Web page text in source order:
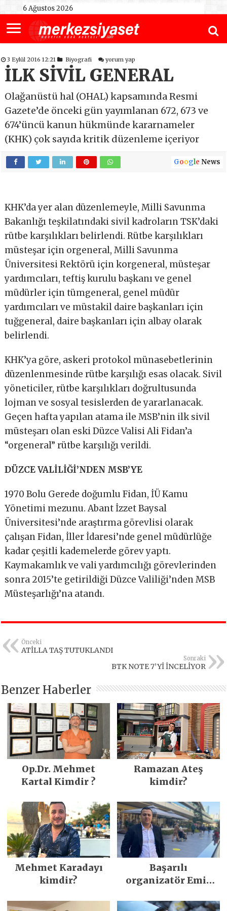
6 Ağustos 2026
3 Eylül 2016 12:21 Biyografi yorum yap
İLK SİVİL GENERAL
Olağanüstü hal (OHAL) kapsamında Resmi
Gazete’de önceki gün yayımlanan 672, 673 ve
674’üncü kanun hükmünde kararnameler
(KHK) çok sayıda kritik düzenleme içeriyor
Google News
KHK’da yer alan düzenlemeyle, Milli Savunma
Bakanlığı teşkilatındaki sivil kadroların TSK’daki
rütbe karşılıkları belirlendi. Rütbe karşılıkları
müsteşar için orgeneral, Milli Savunma
Üniversitesi Rektörü için korgeneral, müsteşar
yardımcıları, teftiş kurulu başkanı ve genel
müdürler için tümgeneral, genel müdür
yardımcıları ve müstakil daire başkanları için
tuğgeneral, daire başkanları için albay olarak
belirlendi.
KHK’ya göre, askeri protokol münasebetlerinin
düzenlenmesinde rütbe karşılığı esas olacak. Sivil
yöneticiler, rütbe karşılıkları doğrultusunda
lojman ve sosyal tesislerden de yararlanacak.
Geçen hafta yapılan atama ile MSB’nin ilk sivil
müsteşarı olan eski Düzce Valisi Ali Fidan’a
“orgeneral” rütbe karşılığı verildi.
DÜZCE VALİLİĞİ’NDEN MSB’YE
1970 Bolu Gerede doğumlu Fidan, İÜ Kamu
Yönetimi mezunu. Abant İzzet Baysal
Üniversitesi’nde araştırma görevlisi olarak
çalışan Fidan, İller İdaresi’nde genel müdürlüğe
kadar çeşitli kademelerde görev yaptı.
Kaymakamlık ve vali yardımcılığı görevlerinden
sonra 2015’te getirildiği Düzce Valiliği’nden MSB
Müsteşarlığı’na atandı.
Önceki
ATİLLA TAŞ TUTUKLANDI
Sonraki
BTK NOTE 7’Yİ İNCELİYOR
Benzer Haberler
Op.Dr. Mehmet
Kartal Kimdir ?
Ramazan Ateş
kimdir?
Mehmet Karadayı
kimdir?
Başarılı
organizatör Emir